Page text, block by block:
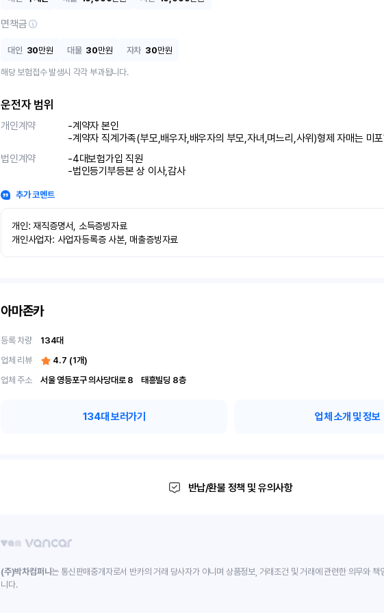
면책금
대인 30만원 대물 30만원 자차 30만원
해당 보험접수 발생시 각각 부과됩니다.
운전자 범위
개인계약
-계약자 본인
-계약자 직계가족(부모,배우자,배우자의 부모,자녀,며느리,사위)형제 자매는 미
법인계약
-4대보험가입 직원
-법인등기부등본 상 이사,감사
추가 코멘트
개인: 재직증명서, 소득증빙자료
개인사업자: 사업자등록증 사본, 매출증빙자료
아마존카
등록 차량 134대
업체 리뷰
4.7 (1개)
업체 주소
서울 영등포구 의사당대로 8	 태흥빌딩 8층
134대 보러가기 업체 소개 및 정보
반납/환불 정책 및 유의사항
(주)박차컴퍼니는 통신판매중개자로서 반카의 거래 당사자가 아니며 상품정보, 거래조건 및 거래에 관련한 의무와 책
니다.